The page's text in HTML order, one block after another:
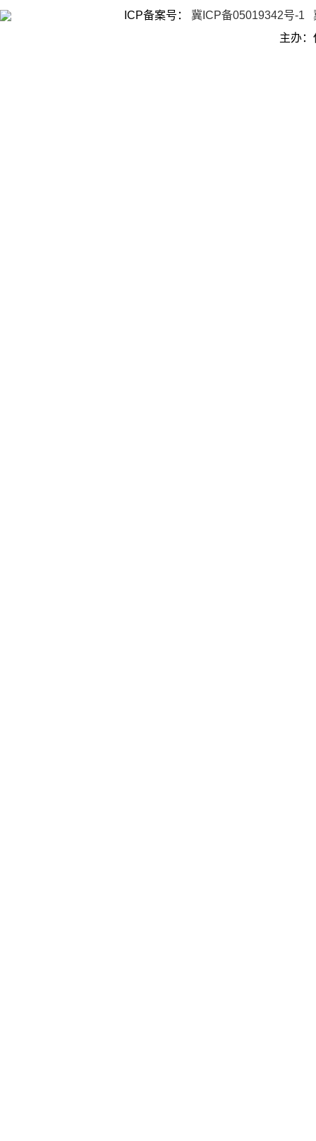
ICP备案号：
冀ICP备05019342号-1
主办